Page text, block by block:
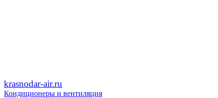
krasnodar-air.ru
Кондиционеры и вентиляция